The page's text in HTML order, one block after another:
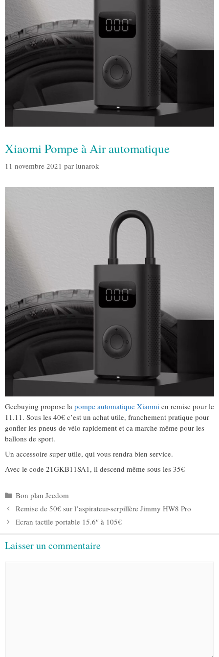
Xiaomi Pompe à Air automatique
11 novembre 2021 par lunarok
Geebuying propose la pompe automatique Xiaomi en remise pour le
11.11. Sous les 40€ c’est un achat utile, franchement pratique pour
gonfler les pneus de vélo rapidement et ca marche même pour les
ballons de sport.
Un accessoire super utile, qui vous rendra bien service.
Avec le code 21GKB11SA1, il descend même sous les 35€
Catégories
Bon plan Jeedom
Remise de 50€ sur l’aspirateur-serpillère Jimmy HW8 Pro
Ecran tactile portable 15.6″ à 105€
Laisser un commentaire